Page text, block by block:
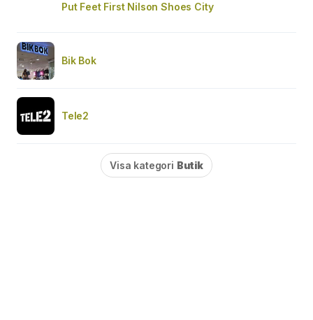
Put Feet First Nilson Shoes City
Bik Bok
Tele2
Visa kategori Butik